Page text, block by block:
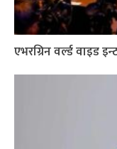
एभरग्रिन वर्ल्ड वाइड